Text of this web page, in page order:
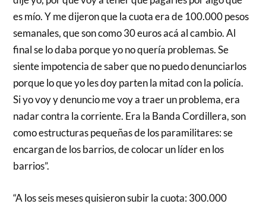
es mío. Y me dijeron que la cuota era de 100.000 pesos
semanales, que son como 30 euros acá al cambio. Al
final se lo daba porque yo no quería problemas. Se
siente impotencia de saber que no puedo denunciarlos
porque lo que yo les doy parten la mitad con la policía.
Si yo voy y denuncio me voy a traer un problema, era
nadar contra la corriente. Era la Banda Cordillera, son
como estructuras pequeñas de los paramilitares: se
encargan de los barrios, de colocar un líder en los
barrios”.
“A los seis meses quisieron subir la cuota: 300.000